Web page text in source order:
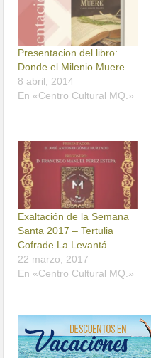
Presentacion del libro:
Donde el Milenio Muere
8 abril, 2014
En «Centro Cultural MQ.»
Exaltación de la Semana
Santa 2017 – Tertulia
Cofrade La Levantá
22 marzo, 2017
En «Centro Cultural MQ.»